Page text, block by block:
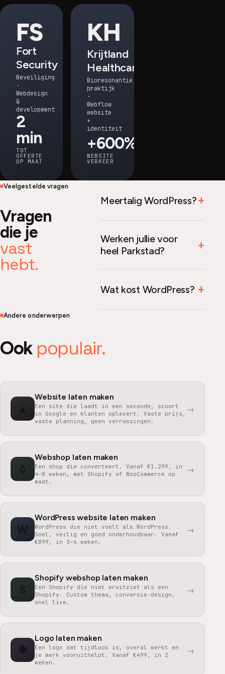
FS
Fort
Security
Beveiliging
·
Webdesign
&
development
2
min
TOT
OFFERTE
OP MAAT
KH
Krijtland
Healthcare
Bioresonantie
praktijk
·
Webflow
website
+
identiteit
+600%
WEBSITE
VERKEER
Veelgestelde vragen
Vragen
die je
vast
hebt.
Meertalig WordPress?
Werken jullie voor
heel Parkstad?
Wat kost WordPress?
Andere onderwerpen
Ook populair.
Website laten maken
Een site die laadt in een seconde, scoort
in Google en klanten oplevert. Vaste prijs,
vaste planning, geen verrassingen.
→
◊
Webshop laten maken
Een shop die converteert. Vanaf €1.299, in
4–8 weken, met Shopify of WooCommerce op
maat.
→
W
WordPress website laten maken
WordPress die niet voelt als WordPress.
Snel, veilig en goed onderhoudbaar. Vanaf
€899, in 3–6 weken.
→
S
Shopify webshop laten maken
Een Shopify die niet eruitziet als een
Shopify. Custom thema, conversie-design,
snel live.
→
✱
Logo laten maken
Een logo dat tijdloos is, overal werkt en
je merk vooruithelpt. Vanaf €499, in 2
weken.
→